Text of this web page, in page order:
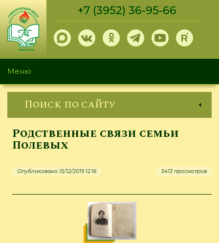
Перейти
основному
содержанию
+7 (3952) 36-95-66
Меню
Поиск по сайту
Родственные связи семьи
Полевых
Опубликовано 15/12/2019 12:16 5413 просмотров